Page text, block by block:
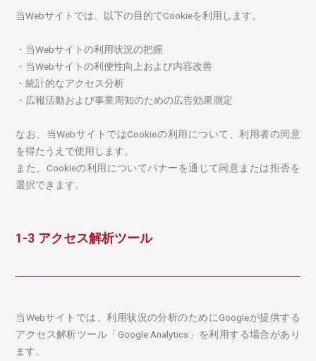
当Webサイトでは、以下の目的でCookieを利用します。
・当Webサイトの利用状況の把握
・当Webサイトの利便性向上および内容改善
・統計的なアクセス分析
・広報活動および事業周知のための広告効果測定
なお、当WebサイトではCookieの利用について、利用者の同意
を得たうえで使用します。
また、Cookieの利用についてバナーを通じて同意または拒否を
選択できます。
1-3 アクセス解析ツール
当Webサイトでは、利用状況の分析のためにGoogleが提供する
アクセス解析ツール「Google Analytics」を利用する場合があり
ます。